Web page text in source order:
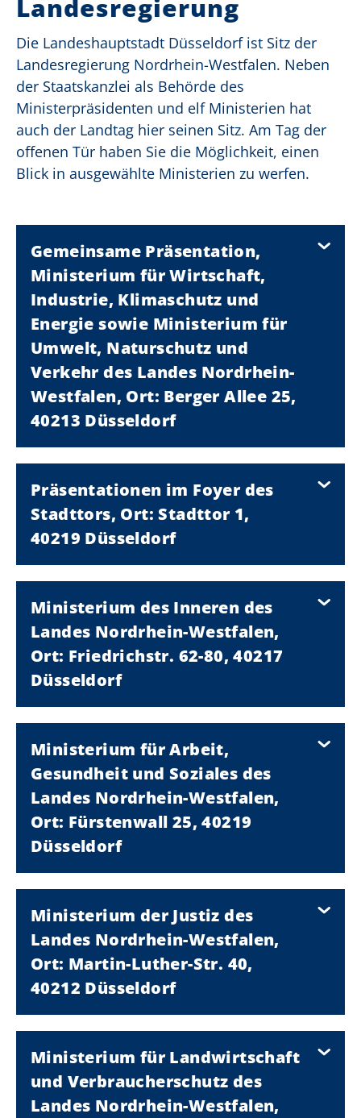
Landesregierung
Die Landeshauptstadt Düsseldorf ist Sitz der
Landesregierung Nordrhein-Westfalen. Neben
der Staatskanzlei als Behörde des
Ministerpräsidenten und elf Ministerien hat
auch der Landtag hier seinen Sitz. Am Tag der
offenen Tür haben Sie die Möglichkeit, einen
Blick in ausgewählte Ministerien zu werfen.
Gemeinsame Präsentation,
Ministerium für Wirtschaft,
Industrie, Klimaschutz und
Energie sowie Ministerium für
Umwelt, Naturschutz und
Verkehr des Landes Nordrhein-
Westfalen, Ort: Berger Allee 25,
40213 Düsseldorf
Präsentationen im Foyer des
Stadttors, Ort: Stadttor 1,
40219 Düsseldorf
Ministerium des Inneren des
Landes Nordrhein-Westfalen,
Ort: Friedrichstr. 62-80, 40217
Düsseldorf
Ministerium für Arbeit,
Gesundheit und Soziales des
Landes Nordrhein-Westfalen,
Ort: Fürstenwall 25, 40219
Düsseldorf
Ministerium der Justiz des
Landes Nordrhein-Westfalen,
Ort: Martin-Luther-Str. 40,
40212 Düsseldorf
Ministerium für Landwirtschaft
und Verbraucherschutz des
Landes Nordrhein-Westfalen,